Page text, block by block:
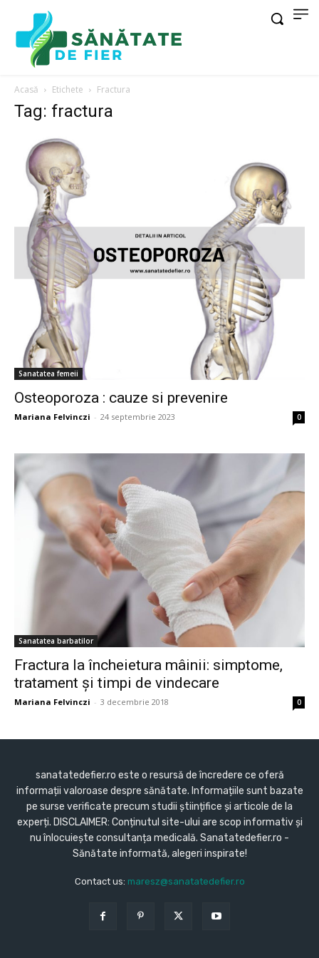
Acasă Etichete Fractura
Tag: fractura
Sanatatea femeii
Osteoporoza : cauze si prevenire
Mariana Felvinczi - 24 septembrie 2023 0
Sanatatea barbatilor
Fractura la încheietura mâinii: simptome,
tratament și timpi de vindecare
Mariana Felvinczi - 3 decembrie 2018 0
sanatatedefier.ro este o resursă de încredere ce oferă
informații valoroase despre sănătate. Informațiile sunt bazate
pe surse verificate precum studii științifice și articole de la
experți. DISCLAIMER: Conținutul site-ului are scop informativ și
nu înlocuiește consultanța medicală. Sanatatedefier.ro -
Sănătate informată, alegeri inspirate!
Contact us: maresz@sanatatedefier.ro